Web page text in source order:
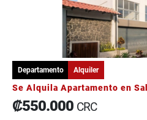
Departamento Alquiler
Se Alquila Apartamento en
₡550.000 CRC